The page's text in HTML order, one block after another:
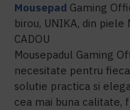
Mousepad Gaming
birou, UNIKA, din
CADOU
Mousepadul Gaming
necesitate pentru
solutie practica si
cea mai buna calitate,